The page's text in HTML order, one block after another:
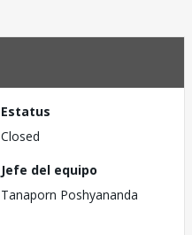
Estatus
Closed
Jefe del equipo
Tanaporn Poshyananda